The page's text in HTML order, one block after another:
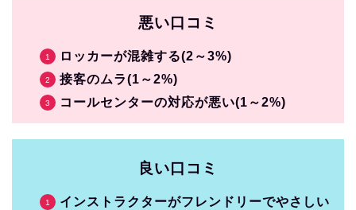
悪い口コミ
ロッカーが混雑する(2～3%)
接客のムラ(1～2%)
コールセンターの対応が悪い(1～2%)
良い口コミ
インストラクターがフレンドリーでやさしい